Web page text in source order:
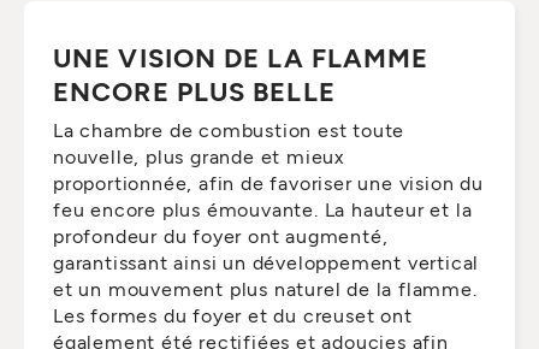
UNE VISION DE LA FLAMME
ENCORE PLUS BELLE
La chambre de combustion est toute
nouvelle, plus grande et mieux
proportionnée, afin de favoriser une vision du
feu encore plus émouvante. La hauteur et la
profondeur du foyer ont augmenté,
garantissant ainsi un développement vertical
et un mouvement plus naturel de la flamme.
Les formes du foyer et du creuset ont
également été rectifiées et adoucies afin